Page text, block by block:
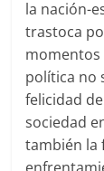
la nación-
trastoca
momentos
política no
felicidad
sociedad
también la